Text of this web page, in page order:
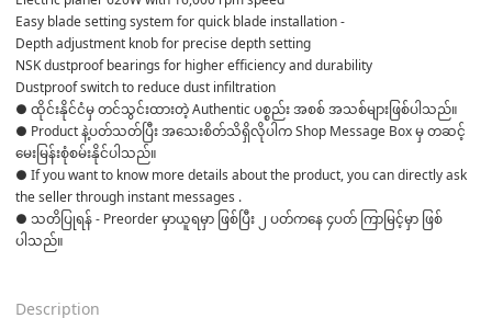
Easy blade setting system for quick blade installation -
Depth adjustment knob for precise depth setting
NSK dustproof bearings for higher efficiency and durability
Dustproof switch to reduce dust infiltration
● ထိုင်းနိုင်ငံမှ တင်သွင်းထားတဲ့ Authentic ပစ္စည်း အစစ် အသစ်များဖြစ်ပါသည်။
● Product နဲ့ပတ်သတ်ပြီး အသေးစိတ်သိရှိလိုပါက Shop Message Box မှ တဆင့်
မေးမြန်းစုံစမ်းနိုင်ပါသည်။
● If you want to know more details about the product, you can directly ask
the seller through instant messages .
● သတိပြုရန် - Preorder မှာယူရမှာ ဖြစ်ပြီး ၂ ပတ်ကနေ ၄ပတ် ကြာမြင့်မှာ ဖြစ်
ပါသည်။
Description